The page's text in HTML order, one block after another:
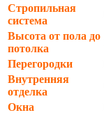
Стропильная
система
Высота от пола до
потолка
Перегородки
Внутренняя
отделка
Окна